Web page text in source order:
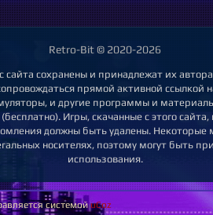
Retro-Bit © 2020-2026
сайта сохранены и принадлежат их
прямой активной ссылкой
и другие программы и
Игры, скачанные с этого
должны быть удалены. Некоторые
носителях, поэтому могут быть
использования.
системойuCoz